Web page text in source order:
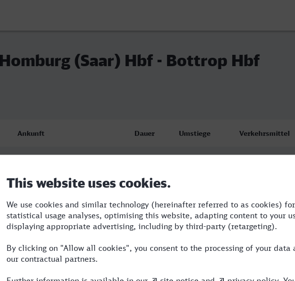
Homburg (Saar) Hbf - Bottrop Hbf
Ankunft Dauer Umstiege Verkehrsmittel
17:43
Bottrop Hbf
10:43
4:46 2 RRB,ICE